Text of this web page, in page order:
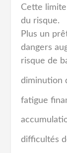
Cette
du risque.
Plus un
dangers
risque de
diminution
fatigue
difficultés